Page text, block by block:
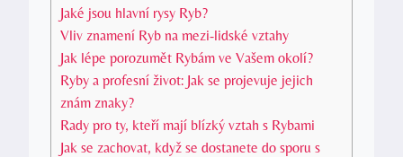
Jaké jsou hlavní rysy Ryb?
Vliv znamení Ryb na mezi-lidské vztahy
Jak lépe porozumět Rybám ve Vašem okolí?
Ryby a profesní život: Jak se projevuje jejich
znám znaky?
Rady pro ty, kteří mají blízký vztah s Rybami
Jak se zachovat, když se dostanete do sporu s